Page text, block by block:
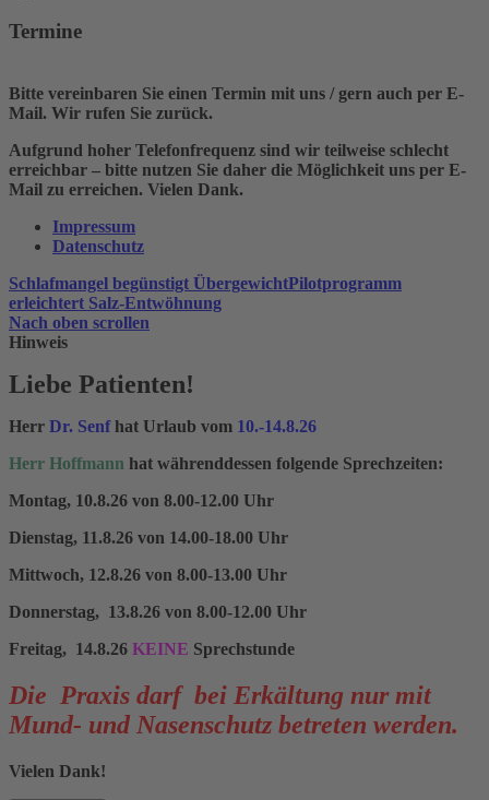
Termine
Bitte vereinbaren Sie einen Termin mit uns / gern auch per E-
Mail. Wir rufen Sie zurück.
Aufgrund hoher Telefonfrequenz sind wir teilweise schlecht
erreichbar – bitte nutzen Sie daher die Möglichkeit uns per E-
Mail zu erreichen. Vielen Dank.
Impressum
Datenschutz
Schlafmangel begünstigt ÜbergewichtPilotprogramm
erleichtert Salz-Entwöhnung
Nach oben scrollen
Hinweis
Liebe Patienten!
Herr Dr. Senfhat Urlaub vom 10.-14.8.26
Herr Hoffmann hat währenddessen folgende Sprechzeiten:
Montag, 10.8.26 von 8.00-12.00 Uhr
Dienstag, 11.8.26 von 14.00-18.00 Uhr
Mittwoch, 12.8.26 von 8.00-13.00 Uhr
Donnerstag, 13.8.26 von 8.00-12.00 Uhr
Freitag, 14.8.26 KEINE Sprechstunde
Die Praxis darf bei Erkältung nur mit
Mund- und Nasenschutz betreten werden.
Vielen Dank!